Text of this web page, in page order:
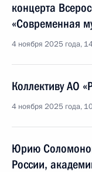
концерта
«Современная
4 ноября 2025 года,
Коллективу АО
4 ноября 2025 года,
Юрию
России,